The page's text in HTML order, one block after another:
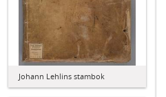
Johann Lehlins stambok